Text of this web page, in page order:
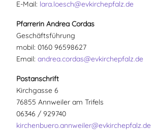
E-Mail: lara.loesch@evkirchepfalz.de
Pfarrerin Andrea Cordas
Geschäftsführung
mobil: 0160 96598627
Email: andrea.cordas@evkirchepfalz.de
Postanschrift
Kirchgasse 6
76855 Annweiler am Trifels
06346 / 929740
kirchenbuero.annweiler@evkirchepfalz.de